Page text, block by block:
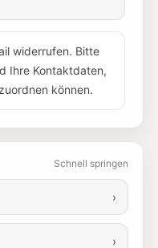
widerrufen. Bitte
Ihre Kontaktdaten,
können.
Schnell springen
›
›